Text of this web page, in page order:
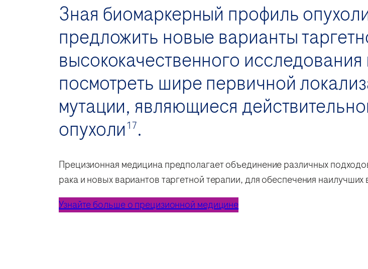
Зная биомаркерный профиль
предложить новые варианты
высококачественного
посмотреть шире первичной
мутации, являющиеся
опухоли17.
Прецизионная медицина предполагает объединение различных
рака и новых вариантов таргетной терапии, для обеспечения
Узнайте больше о прецизионной медицине